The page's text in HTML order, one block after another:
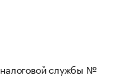
службы №